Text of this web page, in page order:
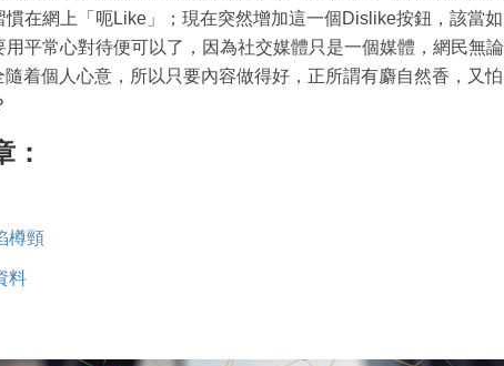
慣在網上「呃Like」；現在突然增加這一個Dislike按鈕，該當如
平常心對待便可以了，因為社交媒體只是一個媒體，網民無論
着個人心意，所以只要內容做得好，正所謂有麝自然香，又怕
：
樽頸
料